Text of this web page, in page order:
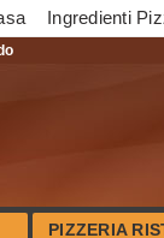
Ingredienti
PIZZERIA